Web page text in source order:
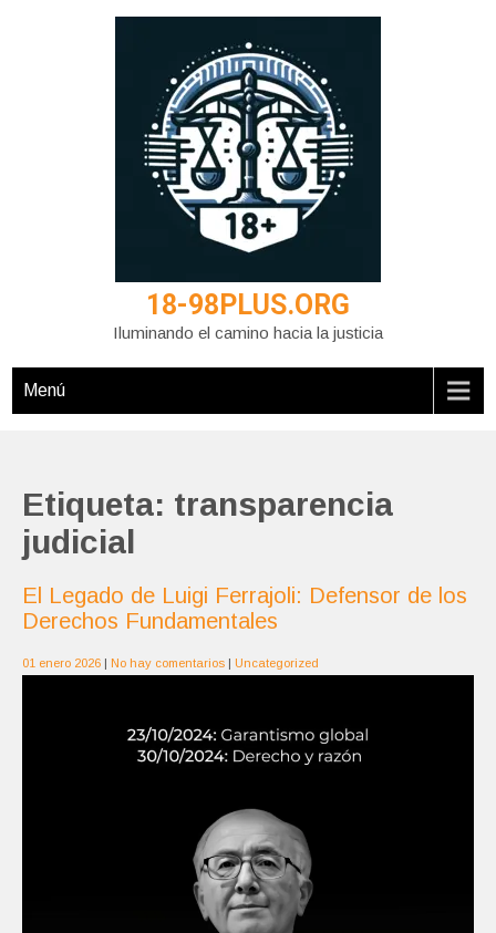
18-98PLUS.ORG
Iluminando el camino hacia la justicia
Menú
Etiqueta: transparencia
judicial
El Legado de Luigi Ferrajoli: Defensor de los
Derechos Fundamentales
01 enero 2026 | No hay comentarios | Uncategorized